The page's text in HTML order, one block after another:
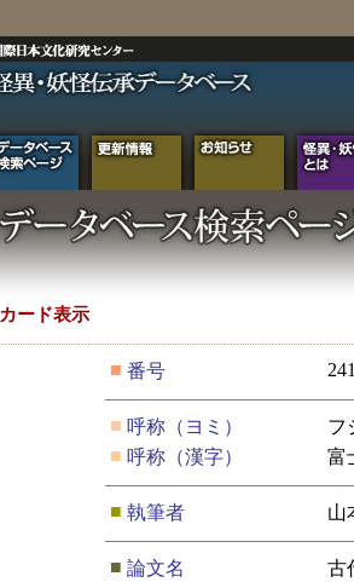
カード表示
■ 番号
■ 呼称（ヨミ）
フ
■ 呼称（漢字） 富
■ 執筆者 山
■ 論文名
古